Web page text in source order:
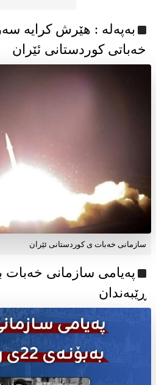
به‌په‌له‌ : هێرش کرایە
خەباتی کوردستانی ئێران
سازمانی خەبات ی کوردستانی ئێران
ڕێبەندان